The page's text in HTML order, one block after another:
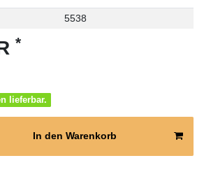
5538
*
lieferbar.
In den Warenkorb